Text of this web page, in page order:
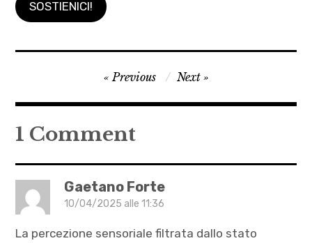
SOSTIENICI!
Cervo
Parentela
,
letteratura
Navigazione
articoli
Previous Next
1 Comment
Gaetano Forte
10/04/2025 alle 11:36
La percezione sensoriale filtrata dallo stato